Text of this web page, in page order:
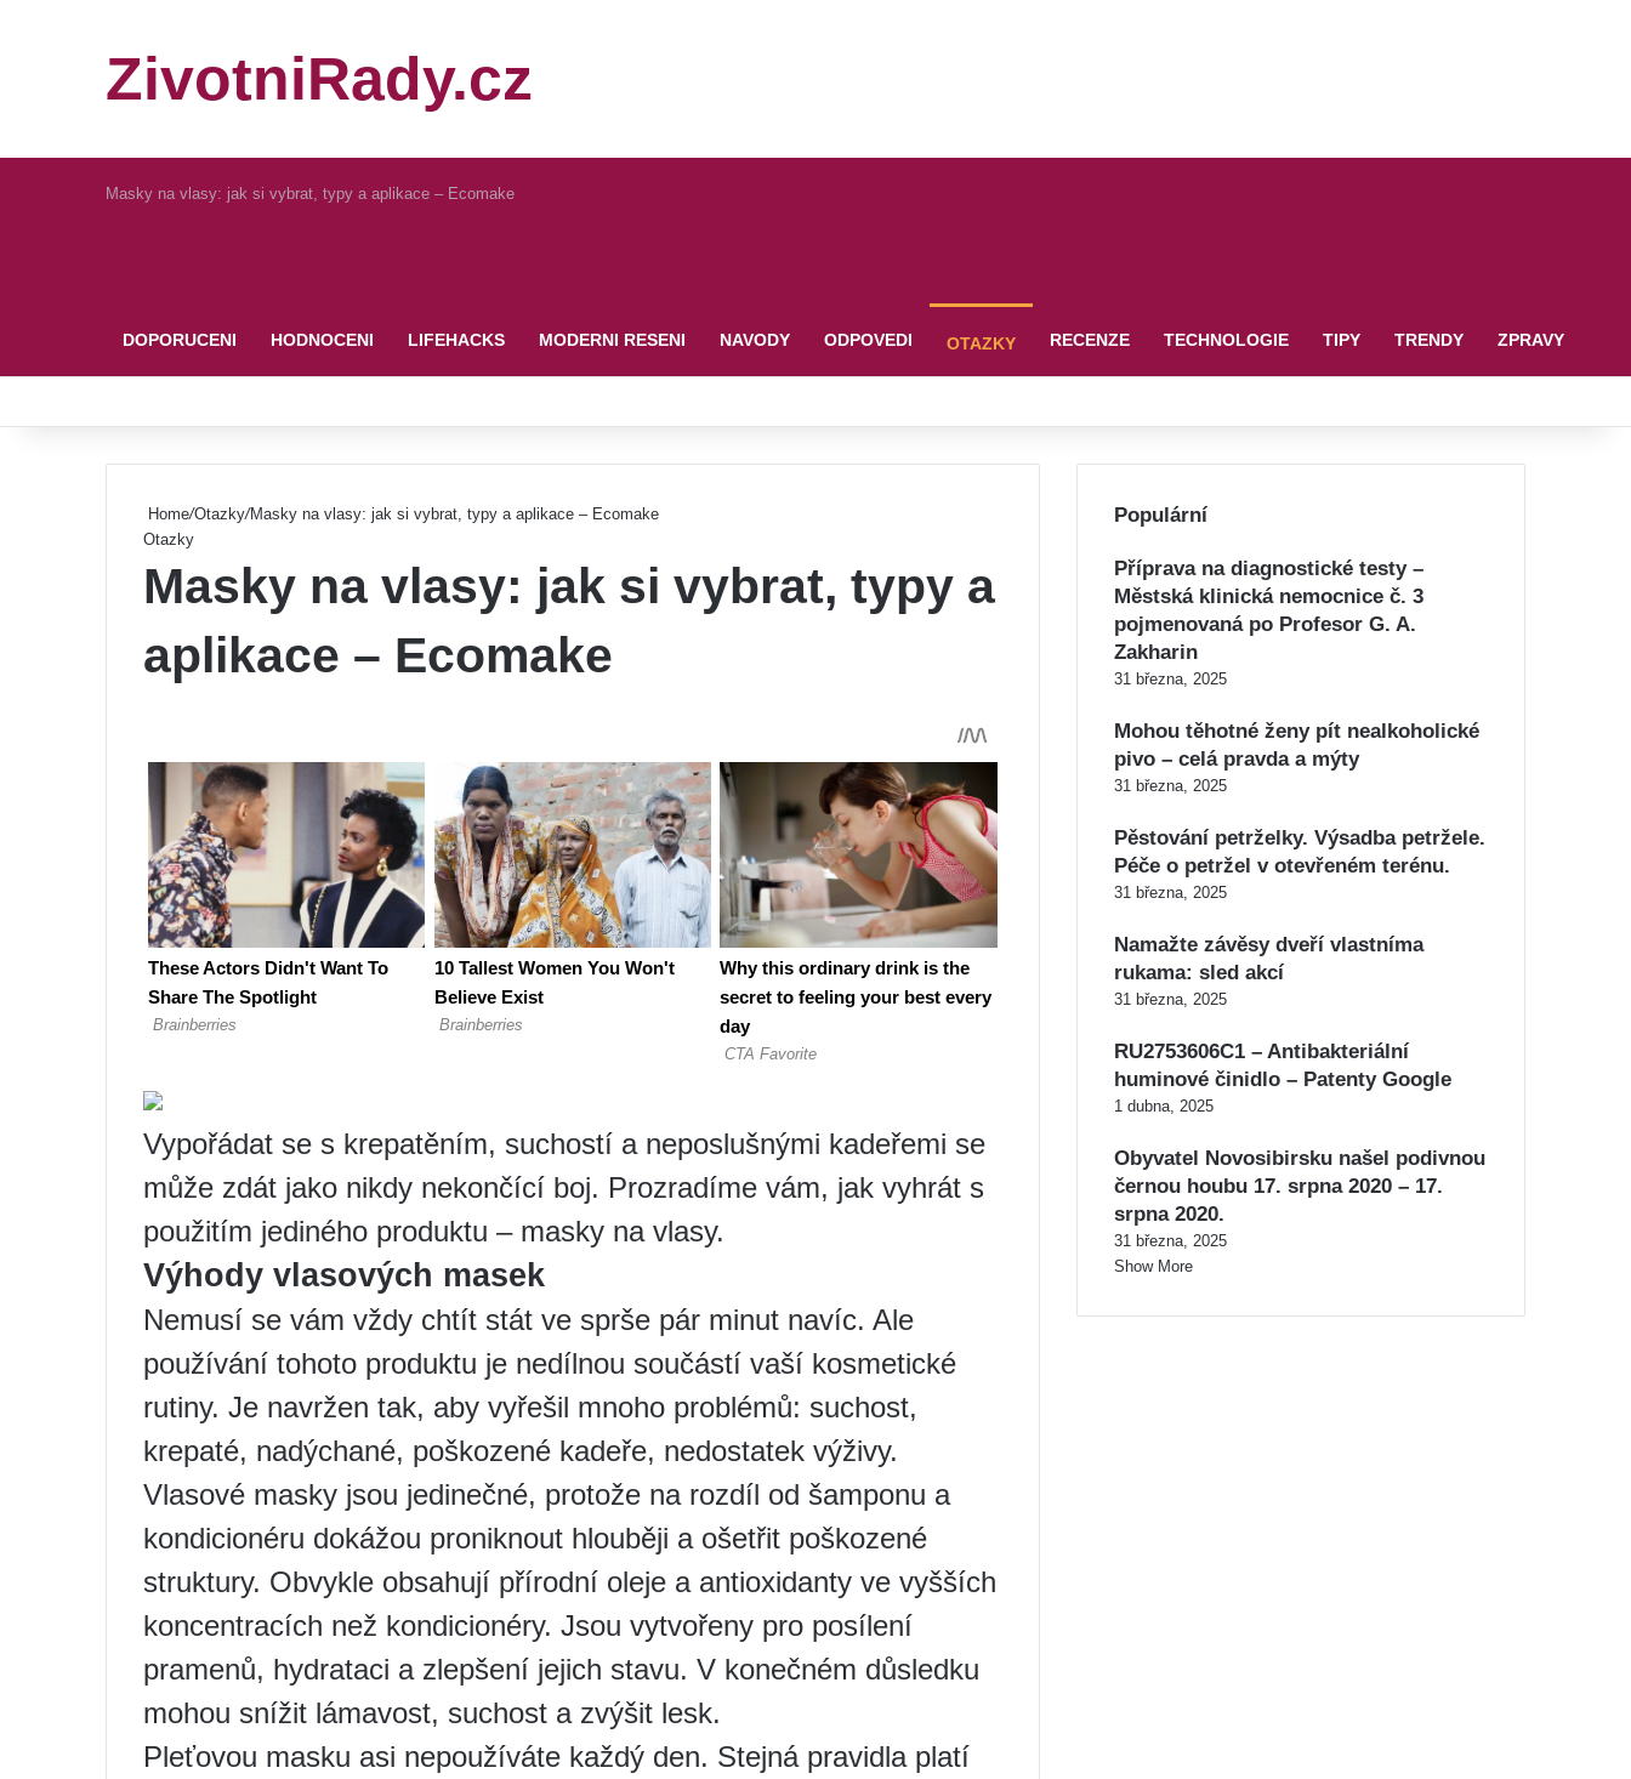
ZivotniRady.cz
Masky na vlasy: jak si vybrat, typy a aplikace – Ecomake
DOPORUCENI HODNOCENI LIFEHACKS MODERNI RESENI NAVODY ODPOVEDI OTAZKY RECENZE TECHNOLOGIE TIPY TRENDY ZPRAVY
Home/Otazky/Masky na vlasy: jak si vybrat, typy a aplikace – Ecomake
Otazky
Masky na vlasy: jak si vybrat, typy a
aplikace – Ecomake
Vypořádat se s krepatěním, suchostí a neposlušnými kadeřemi se
může zdát jako nikdy nekončící boj. Prozradíme vám, jak vyhrát s
použitím jediného produktu – masky na vlasy.
Výhody vlasových masek
Nemusí se vám vždy chtít stát ve sprše pár minut navíc. Ale
používání tohoto produktu je nedílnou součástí vaší kosmetické
rutiny. Je navržen tak, aby vyřešil mnoho problémů: suchost,
krepaté, nadýchané, poškozené kadeře, nedostatek výživy.
Vlasové masky jsou jedinečné, protože na rozdíl od šamponu a
kondicionéru dokážou proniknout hlouběji a ošetřit poškozené
struktury. Obvykle obsahují přírodní oleje a antioxidanty ve vyšších
koncentracích než kondicionéry. Jsou vytvořeny pro posílení
pramenů, hydrataci a zlepšení jejich stavu. V konečném důsledku
mohou snížit lámavost, suchost a zvýšit lesk.
Pleťovou masku asi nepoužíváte každý den. Stejná pravidla platí
Populární
Příprava na diagnostické testy –
Městská klinická nemocnice č. 3
pojmenovaná po Profesor G. A.
Zakharin
31 března, 2025
Mohou těhotné ženy pít nealkoholické
pivo – celá pravda a mýty
31 března, 2025
Pěstování petrželky. Výsadba petržele.
Péče o petržel v otevřeném terénu.
31 března, 2025
Namažte závěsy dveří vlastníma
rukama: sled akcí
31 března, 2025
RU2753606C1 – Antibakteriální
huminové činidlo – Patenty Google
1 dubna, 2025
Obyvatel Novosibirsku našel podivnou
černou houbu 17. srpna 2020 – 17.
srpna 2020.
31 března, 2025
Show More